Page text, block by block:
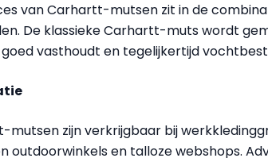
van Carhartt-mutsen zit in de
De klassieke Carhartt-muts wordt
vasthoudt en tegelijkertijd
mutsen zijn verkrijgbaar bij
outdoorwinkels en talloze webshops.